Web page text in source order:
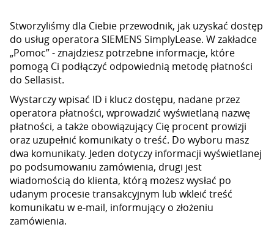
Stworzyliśmy dla Ciebie przewodnik, jak uzyskać dostęp
do usług operatora SIEMENS SimplyLease. W zakładce
„Pomoc” - znajdziesz potrzebne informacje, które
pomogą Ci podłączyć odpowiednią metodę płatności
do Sellasist.
Wystarczy wpisać ID i klucz dostępu, nadane przez
operatora płatności, wprowadzić wyświetlaną nazwę
płatności, a także obowiązujący Cię procent prowizji
oraz uzupełnić komunikaty o treść. Do wyboru masz
dwa komunikaty. Jeden dotyczy informacji wyświetlanej
po podsumowaniu zamówienia, drugi jest
wiadomością do klienta, którą możesz wysłać po
udanym procesie transakcyjnym lub wkleić treść
komunikatu w e-mail, informujący o złożeniu
zamówienia.